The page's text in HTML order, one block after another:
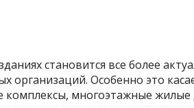
становится все более
организаций. Особенно это
комплексы, многоэтажные